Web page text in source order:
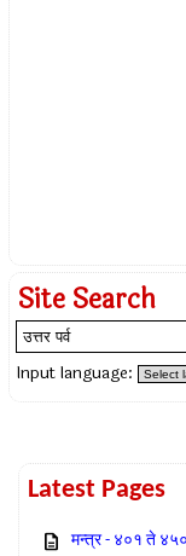
Site Search
Input language:
Latest Pages
मन्त्र - ४०१ ते ४५०